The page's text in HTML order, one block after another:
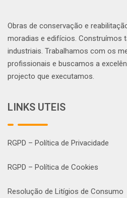
Obras de conservação e
moradias e edifícios. Construímos
industriais. Trabalhamos com os
profissionais e buscamos a
projecto que executamos.
LINKS UTEIS
RGPD – Política de Privacidade
RGPD – Política de Cookies
Resolução de Litígios de Consumo